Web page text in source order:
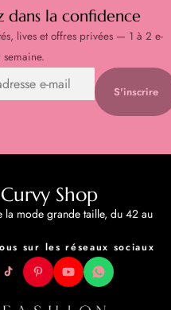
dans la confidence
lives et offres privées — 1 à 2 e-
S'inscrire
Shop
la mode grande taille, du 42 au
sur les réseaux sociaux